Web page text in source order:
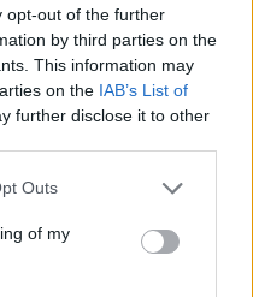
opt-out of the further
by third parties on the
This information may
on the IAB’s List of
further disclose it to other
one or more Google
You may click to
its third-party tags to
in below Google
Outs
of my
Szólj hozzá!